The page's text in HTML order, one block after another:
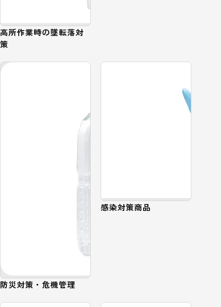
高所作業時の墜転落対
策
防災対策・危機管理
感染対策商品